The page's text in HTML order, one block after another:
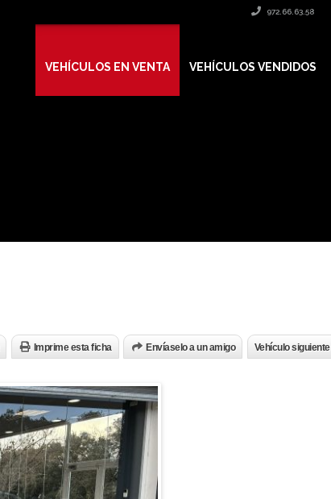
972.66.63.58
VEHÍCULOS EN VENTA VEHÍCULOS VENDIDOS
Imprime esta ficha Envíaselo a un amigo Vehículo siguiente